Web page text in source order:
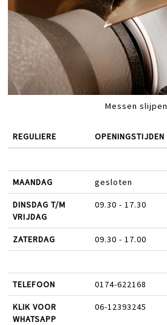
Messen slijpen
REGULIERE OPENINGSTIJDEN
MAANDAG gesloten
DINSDAG T/M
VRIJDAG
09.30 - 17.30
ZATERDAG 09.30 - 17.00
TELEFOON 0174-622168
KLIK VOOR
WHATSAPP
06-12393245